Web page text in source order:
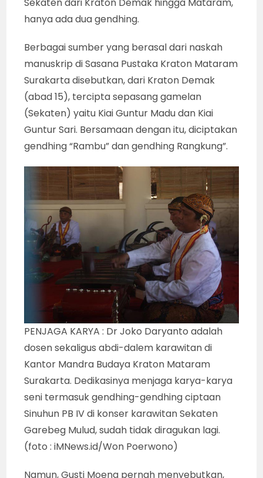
Sekaten dari Kraton Demak hingga Mataram,
hanya ada dua gendhing.
Berbagai sumber yang berasal dari naskah
manuskrip di Sasana Pustaka Kraton Mataram
Surakarta disebutkan, dari Kraton Demak
(abad 15), tercipta sepasang gamelan
(Sekaten) yaitu Kiai Guntur Madu dan Kiai
Guntur Sari. Bersamaan dengan itu, diciptakan
gendhing “Rambu” dan gendhing Rangkung”.
PENJAGA KARYA : Dr Joko Daryanto adalah
dosen sekaligus abdi-dalem karawitan di
Kantor Mandra Budaya Kraton Mataram
Surakarta. Dedikasinya menjaga karya-karya
seni termasuk gendhing-gendhing ciptaan
Sinuhun PB IV di konser karawitan Sekaten
Garebeg Mulud, sudah tidak diragukan lagi.
(foto : iMNews.id/Won Poerwono)
Namun, Gusti Moeng pernah menyebutkan,